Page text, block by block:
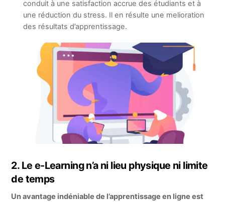
conduit à une satisfaction accrue des étudiants et à
une réduction du stress. Il en résulte une melioration
des résultats d’apprentissage.
2. Le e-Learning n’a ni lieu physique ni limite
de temps
Un avantage indéniable de l’apprentissage en ligne est